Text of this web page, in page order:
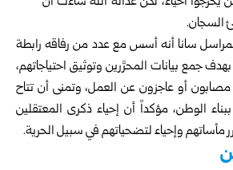
السجان.
سانا أنه أسس مع عدد من رفاقه رابطة
جمع بيانات المحرَّرين وتوثيق احتياجاتهم،
مصابون أو عاجزون عن العمل، وتمنى أن تتاح
الوطن، مؤكداً أن إحياء ذكرى المعتقلين
مأساتهم وإحياء لتضحياتهم في سبيل الحرية.